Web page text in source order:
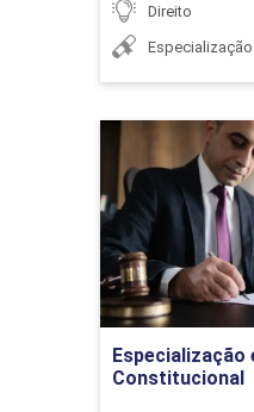
Responsabilidade
subjetiva,
do risco) e culpa
DIREITOS DOS
DIREITO DO
Contratos
Direito
Especialização
Especialização
Constitucional
Ir para